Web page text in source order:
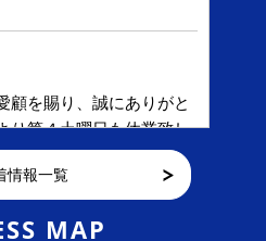
を賜り、誠にありがと
り第４土曜日も休業致し
をおかけ致しますが、こ
情報一覧
MAP